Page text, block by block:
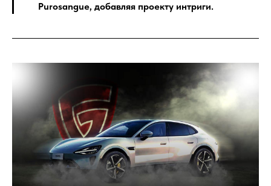
Purosangue, добавляя проекту интриги.